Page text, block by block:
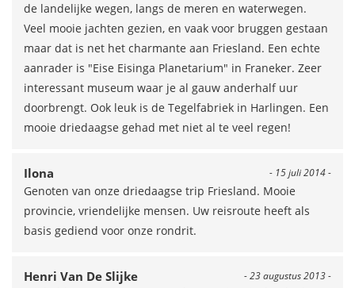
de landelijke wegen, langs de meren en waterwegen.
Veel mooie jachten gezien, en vaak voor bruggen gestaan
maar dat is net het charmante aan Friesland. Een echte
aanrader is "Eise Eisinga Planetarium" in Franeker. Zeer
interessant museum waar je al gauw anderhalf uur
doorbrengt. Ook leuk is de Tegelfabriek in Harlingen. Een
mooie driedaagse gehad met niet al te veel regen!
- 15 juli 2014 -
Ilona
Genoten van onze driedaagse trip Friesland. Mooie
provincie, vriendelijke mensen. Uw reisroute heeft als
basis gediend voor onze rondrit.
- 23 augustus 2013 -
Henri Van De Slijke